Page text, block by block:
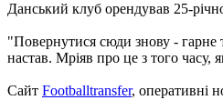
Данський клуб орендував 25-
"Повернутися сюди знову - гарне
настав. Мріяв про це з того часу,
Сайт Footballtransfer, оперативні